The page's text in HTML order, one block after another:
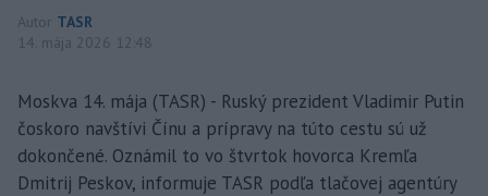
Autor TASR
14. mája 2026 12:48
Moskva 14. mája (TASR) - Ruský prezident Vladimir Putin
čoskoro navštívi Čínu a prípravy na túto cestu sú už
dokončené. Oznámil to vo štvrtok hovorca Kremľa
Dmitrij Peskov, informuje TASR podľa tlačovej agentúry